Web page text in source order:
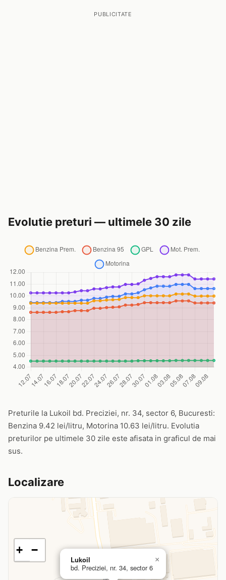
PUBLICITATE
Evolutie preturi — ultimele 30 zile
Preturile la Lukoil bd. Preciziei, nr. 34, sector 6, Bucuresti:
Benzina 9.42 lei/litru, Motorina 10.63 lei/litru. Evolutia
preturilor pe ultimele 30 zile este afisata in graficul de mai
sus.
Localizare
Lukoil
bd. Preciziei, nr. 34, sector 6
×
+ −